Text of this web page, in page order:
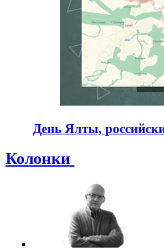
День Ялты,
Колонки